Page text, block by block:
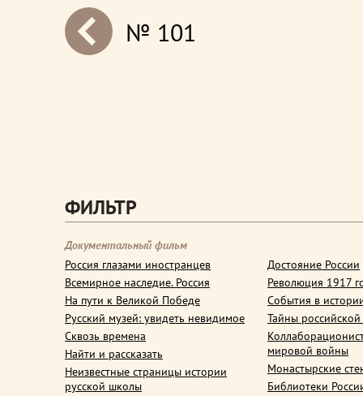
next№ 101
ФИЛЬТР
Документальный фильм
Россия глазами иностранцев
Всемирное наследие. Россия
На пути к Великой Победе
Русский музей: увидеть невидимое
Сквозь времена
Найти и рассказать
Неизвестные страницы истории
русской школы
Достояние России
Революция 1917
События в
Тайны
мировой войны
Монастырские
Библиотеки